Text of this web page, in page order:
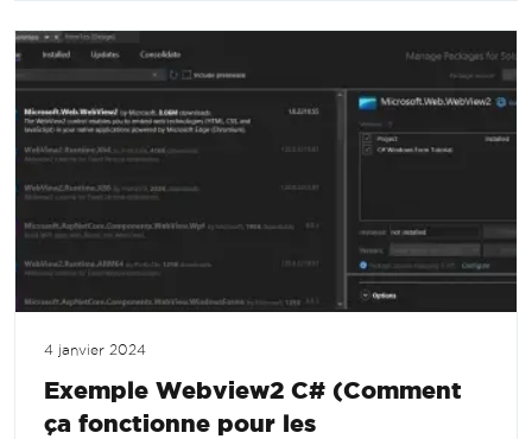
4 janvier 2024
Exemple Webview2 C# (Comment
ça fonctionne pour les